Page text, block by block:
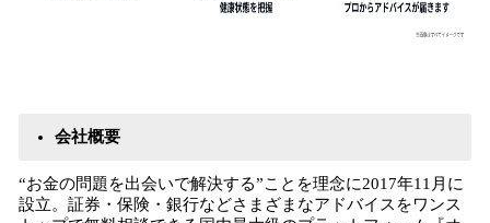
会社概要
“お金の問題を出会いで解決する”ことを理念に2017年11月に
設立。証券・保険・銀行などさまざまなアドバイスをワンス